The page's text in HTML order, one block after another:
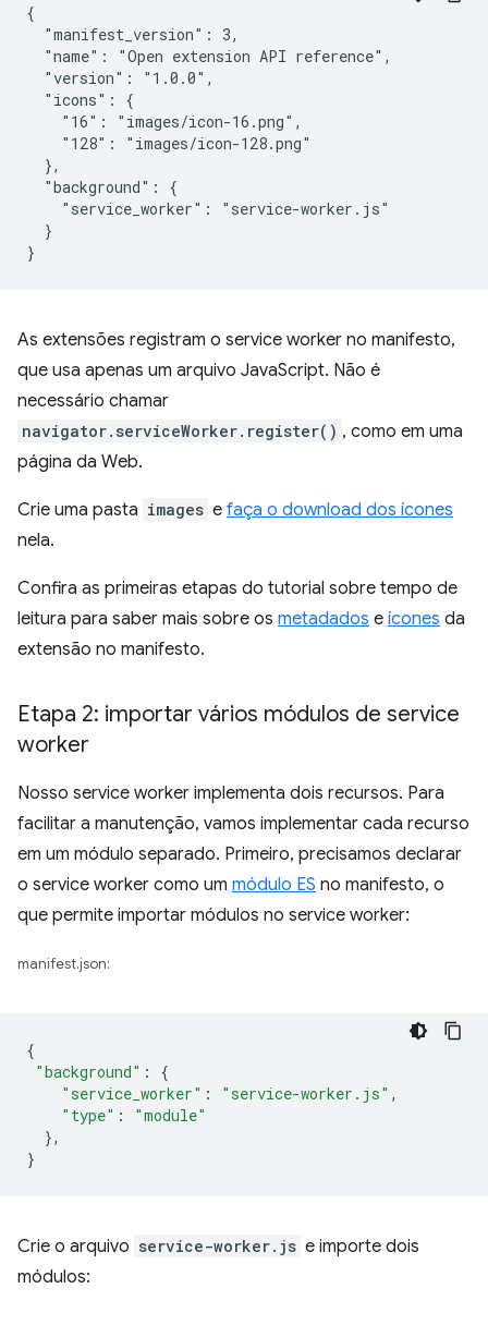
{
  "manifest_version": 3,
  "name": "Open extension API reference",
  "version": "1.0.0",
  "icons": {
    "16": "images/icon-16.png",
    "128": "images/icon-128.png"
  },
  "background": {
    "service_worker": "service-worker.js"
  }
As extensões registram o service worker no manifesto,
que usa apenas um arquivo JavaScript. Não é
necessário chamar
navigator.serviceWorker.register() , como em uma
página da Web.
Crie uma pasta images e faça o download dos ícones
nela.
Confira as primeiras etapas do tutorial sobre tempo de
leitura para saber mais sobre os metadados e ícones da
extensão no manifesto.
Etapa 2: importar vários módulos de service
worker
Nosso service worker implementa dois recursos. Para
facilitar a manutenção, vamos implementar cada recurso
em um módulo separado. Primeiro, precisamos declarar
o service worker como um módulo ES no manifesto, o
que permite importar módulos no service worker:
manifest.json:
{
"background" :
{
"service_worker" : "service-worker.js" ,
"type" :
"module"
},
}
Crie o arquivo service-worker.js e importe dois
módulos: